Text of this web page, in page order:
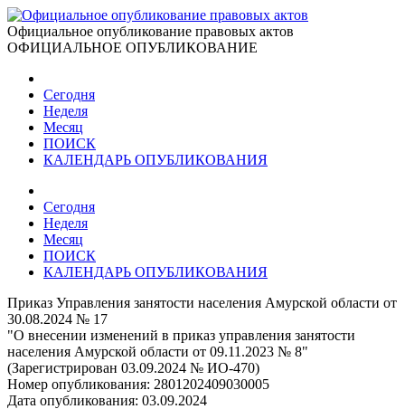
Официальное опубликование правовых актов
ОФИЦИАЛЬНОЕ ОПУБЛИКОВАНИЕ
Сегодня
Неделя
Месяц
ПОИСК
КАЛЕНДАРЬ ОПУБЛИКОВАНИЯ
Сегодня
Неделя
Месяц
ПОИСК
КАЛЕНДАРЬ ОПУБЛИКОВАНИЯ
Приказ Управления занятости населения Амурской области от
30.08.2024 № 17
"О внесении изменений в приказ управления занятости
населения Амурской области от 09.11.2023 № 8"
(Зарегистрирован 03.09.2024 № ИО-470)
Номер опубликования: 2801202409030005
Дата опубликования: 03.09.2024